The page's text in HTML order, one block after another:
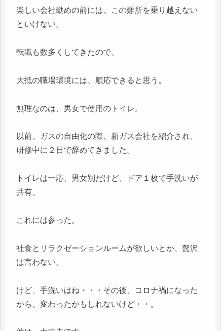
楽しい会社勤めの前には、この難所を乗り越えない
といけない。
転職も数多くしてきたので、
大抵の職場環境には、順応できると思う。
無理なのは、男女で使用のトイレ。
以前、ガスの自由化の際、新ガス会社を紹介され、
研修中に２日で辞めてきました。
トイレは一応、男女別だけど、ドア１枚で手洗いが
共有。
これには参った。
社食とリラクゼーションルームが欲しいとか、贅沢
は言わない。
けど、手洗いはね・・・その後、コロナ禍になった
から、変わったかもしれないけど・・。